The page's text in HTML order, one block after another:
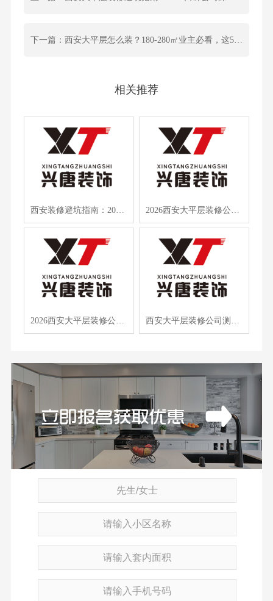
下一篇：西安大平层怎么装？180-280㎡业主必看，这5家公司口碑爆了！
相关推荐
西安装修避坑指南：2026年十强公司测评，教你选正规品牌不踩雷
2026西安大平层装修公司前十强榜单出炉，新手避坑指南+口碑商家精选 西安大平层装修公司测评：雁塔莲湖碑林三区品质工艺深度对比